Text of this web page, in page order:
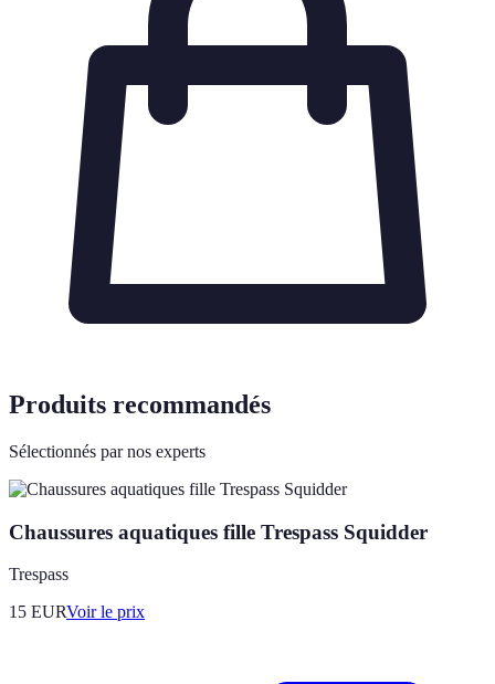
Produits recommandés
Sélectionnés par nos experts
Chaussures aquatiques fille Trespass Squidder
Trespass
15 EURVoir le prix